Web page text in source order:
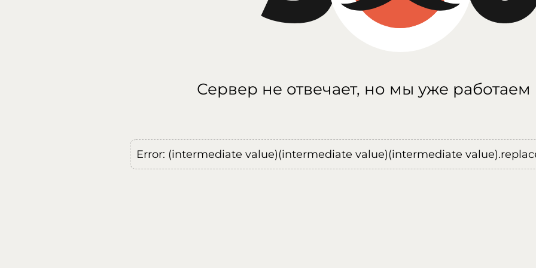
Сервер не отвечает, но мы уже работаем
Error: (intermediate value)(intermediate value)(intermediate